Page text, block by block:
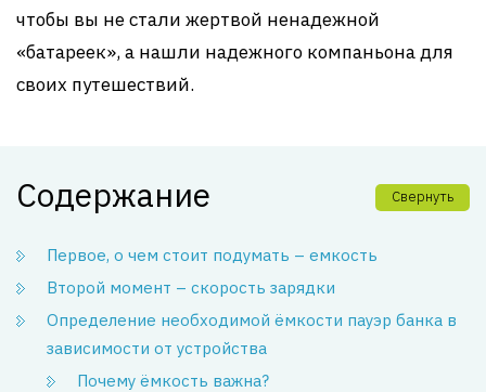
чтобы вы не стали жертвой ненадежной
«батареек», а нашли надежного компаньона для
своих путешествий.
Содержание Свернуть
Первое, о чем стоит подумать – емкость
Второй момент – скорость зарядки
Определение необходимой ёмкости пауэр банка в
зависимости от устройства
Почему ёмкость важна?